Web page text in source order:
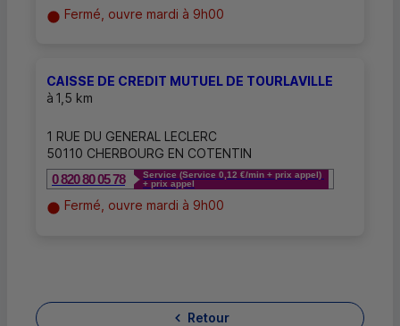
Fermé, ouvre mardi à 9h00
CAISSE DE CREDIT MUTUEL DE TOURLAVILLE
à 1,5 km
1 RUE DU GENERAL LECLERC
50110 CHERBOURG EN COTENTIN
0 820 80 05 78
Service (Service 0,12 €/min + prix appel)
+ prix appel
Fermé, ouvre mardi à 9h00
Retour